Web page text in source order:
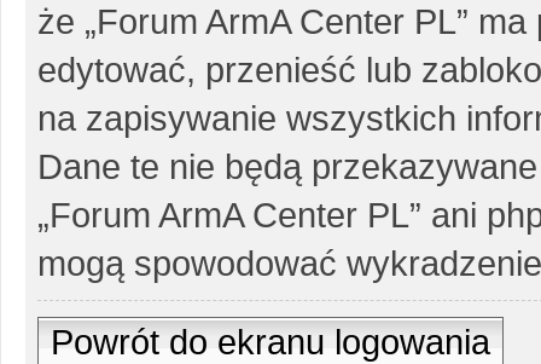
że „Forum ArmA Center PL”
edytować, przenieść lub
na zapisywanie wszystkich
Dane te nie będą
„Forum ArmA Center PL” ani
mogą spowodować
Powrót do ekranu logowania